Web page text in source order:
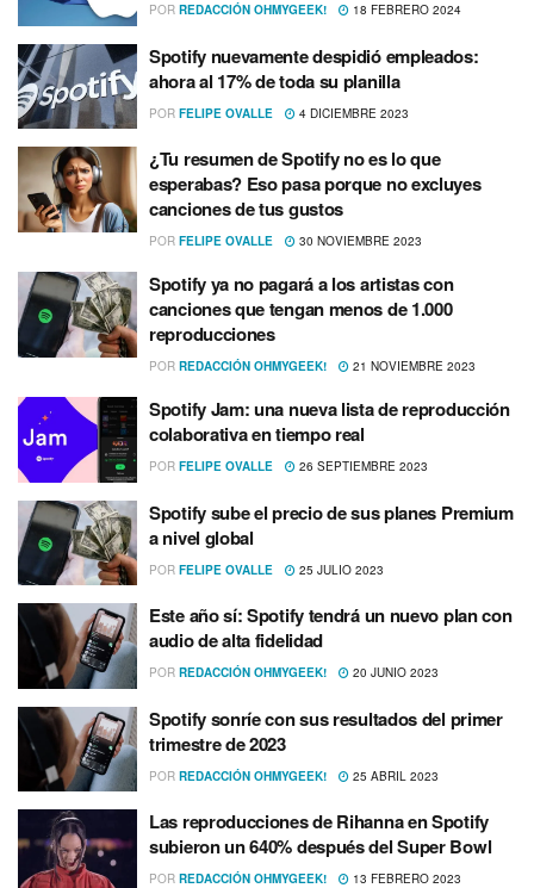
POR REDACCIÓN OHMYGEEK! 18 FEBRERO 2024
Spotify nuevamente despidió empleados:
ahora al 17% de toda su planilla
POR FELIPE OVALLE 4 DICIEMBRE 2023
¿Tu resumen de Spotify no es lo que
esperabas? Eso pasa porque no excluyes
canciones de tus gustos
POR FELIPE OVALLE 30 NOVIEMBRE 2023
Spotify ya no pagará a los artistas con
canciones que tengan menos de 1.000
reproducciones
POR REDACCIÓN OHMYGEEK! 21 NOVIEMBRE 2023
Spotify Jam: una nueva lista de reproducción
colaborativa en tiempo real
POR FELIPE OVALLE 26 SEPTIEMBRE 2023
Spotify sube el precio de sus planes Premium
a nivel global
POR FELIPE OVALLE 25 JULIO 2023
Este año sí: Spotify tendrá un nuevo plan con
audio de alta fidelidad
POR REDACCIÓN OHMYGEEK! 20 JUNIO 2023
Spotify sonríe con sus resultados del primer
trimestre de 2023
POR REDACCIÓN OHMYGEEK! 25 ABRIL 2023
Las reproducciones de Rihanna en Spotify
subieron un 640% después del Super Bowl
POR REDACCIÓN OHMYGEEK! 13 FEBRERO 2023